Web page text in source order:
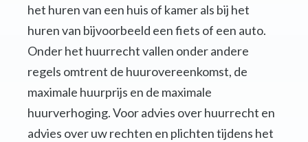
het huren van een huis of kamer als bij het
huren van bijvoorbeeld een fiets of een auto.
Onder het huurrecht vallen onder andere
regels omtrent de huurovereenkomst, de
maximale huurprijs en de maximale
huurverhoging. Voor advies over huurrecht en
advies over uw rechten en plichten tijdens het